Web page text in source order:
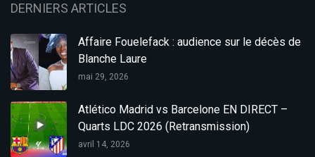
DERNIERS ARTICLES
Affaire Fouelefack : audience sur le décès de
Blanche Laure
mai 29, 2026
Atlético Madrid vs Barcelone EN DIRECT –
Quarts LDC 2026 (Retransmission)
avril 14, 2026